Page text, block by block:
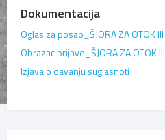
Dokumentacija
Oglas za posao_ŠJORA ZA OTOK III
Obrazac prijave_ŠJORA ZA OTOK III
Izjava o davanju suglasnoti